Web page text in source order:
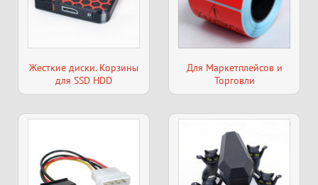
Жесткие диски. Корзины
для SSD HDD
Для Маркетплейсов и
Торговли